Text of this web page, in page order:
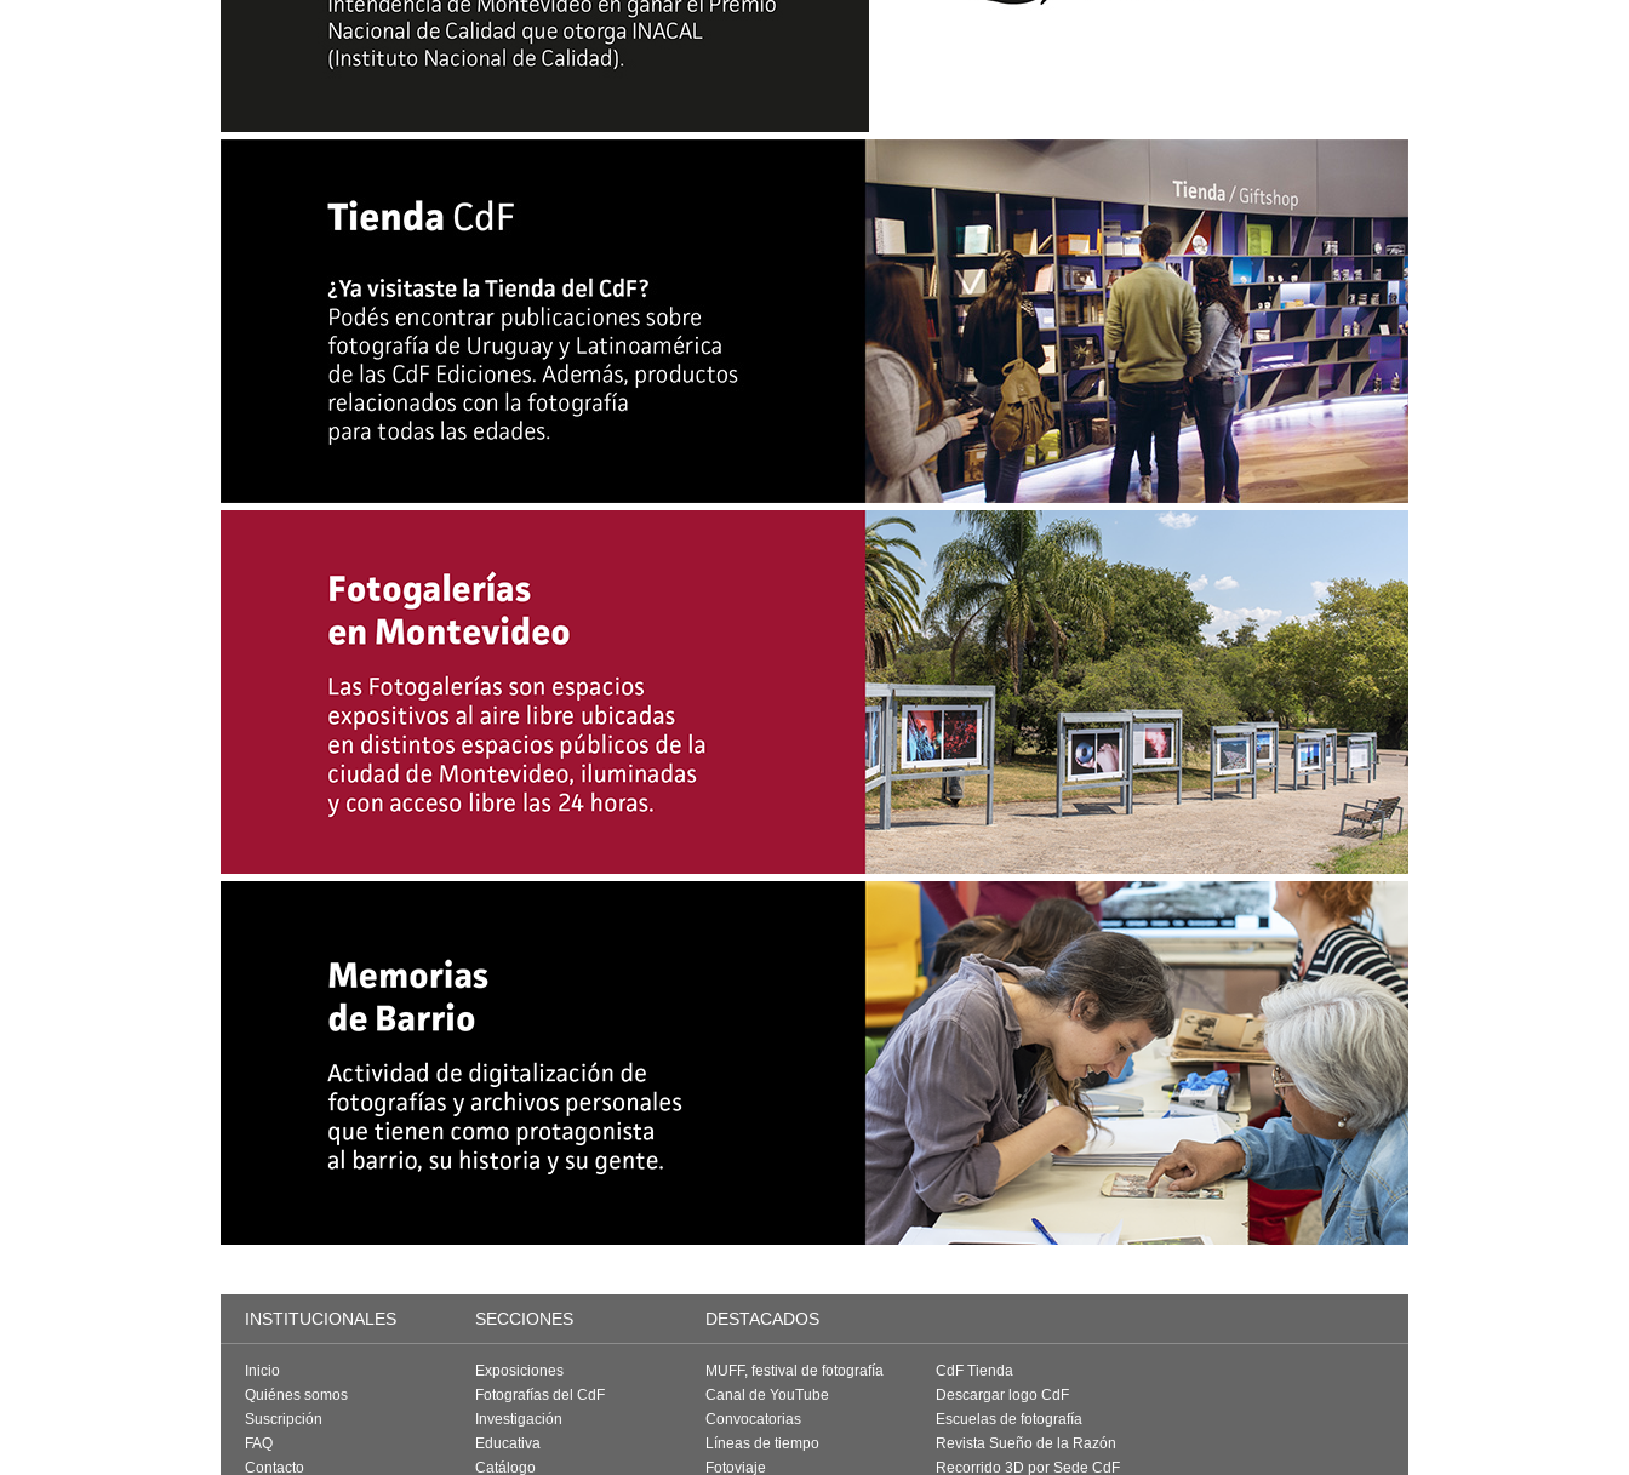
INSTITUCIONALES SECCIONES DESTACADOS
Inicio
Quiénes somos
Suscripción
FAQ
Contacto
Exposiciones
Fotografías del CdF
Investigación
Educativa
Catálogo
MUFF, festival de fotografía
Canal de YouTube
Convocatorias
Líneas de tiempo
Fotoviaje
CdF Tienda
Descargar logo CdF
Escuelas de fotografía
Revista Sueño de la Razón
Recorrido 3D por Sede CdF